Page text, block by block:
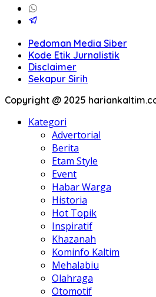
Pedoman Media Siber
Kode Etik Jurnalistik
Disclaimer
Sekapur Sirih
Copyright @ 2025
Kategori
Advertorial
Berita
Etam Style
Event
Habar Warga
Historia
Hot Topik
Inspiratif
Khazanah
Kominfo Kaltim
Mehalabiu
Olahraga
Otomotif